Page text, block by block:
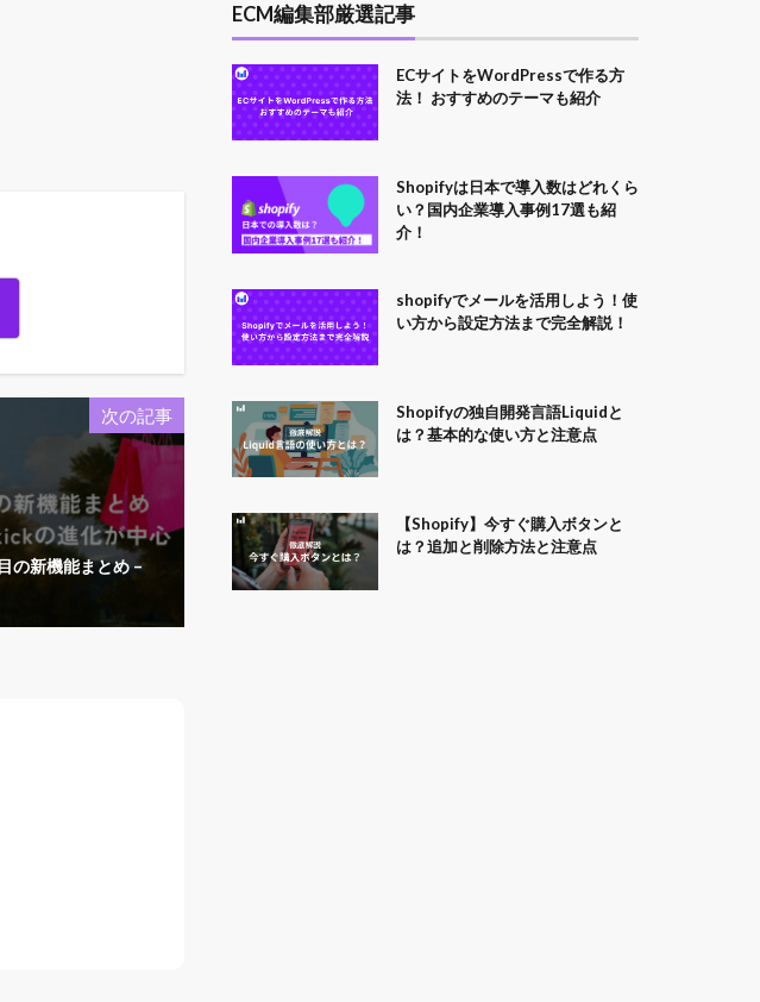
次の記事
の新機能まとめ –
ECM編集部厳選記事
ECサイトをWordPressで作る方
法！ おすすめのテーマも紹介
Shopifyは日本で導入数はどれくら
い？国内企業導入事例17選も紹
介！
shopifyでメールを活用しよう！使
い方から設定方法まで完全解説！
Shopifyの独自開発言語Liquidと
は？基本的な使い方と注意点
【Shopify】今すぐ購入ボタンと
は？追加と削除方法と注意点